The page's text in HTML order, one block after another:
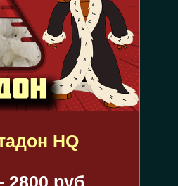
HQ
2800 руб